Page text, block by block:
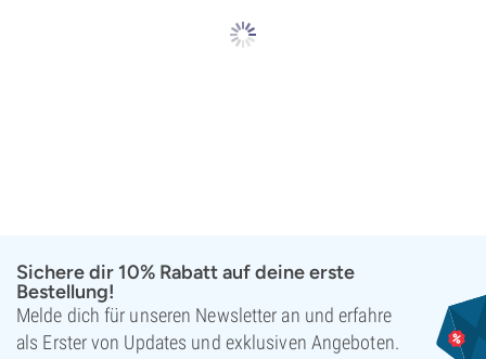
Sichere dir 10% Rabatt auf deine erste
Bestellung!
Melde dich für unseren Newsletter an und erfahre
als Erster von Updates und exklusiven Angeboten.